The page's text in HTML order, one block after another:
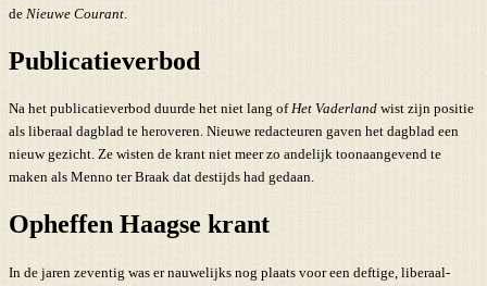
de Nieuwe Courant
Publicatieverbod
Na het publicatieverbod duurde het niet lang ofHet Vaderland wist zijn positie
als liberaal dagblad te heroveren. Nieuwe redacteuren gaven het dagblad een
nieuw gezicht. Ze wisten de krant niet meer zo andelijk toonaangevend te
maken als Menno ter Braak dat destijds had gedaan.
Opheffen Haagse krant
In de jaren zeventig was er nauwelijks nog plaats voor een deftige, liberaal-